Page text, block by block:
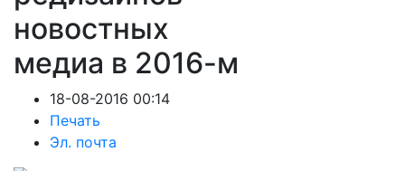
новостных
медиа в 2016-м
18-08-2016 00:14
Печать
Эл. почта